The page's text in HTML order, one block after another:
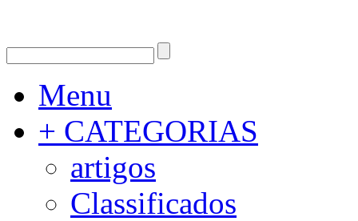
Menu
+ CATEGORIAS
artigos
Classificados